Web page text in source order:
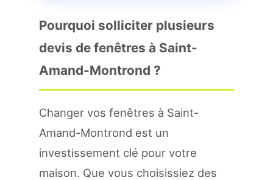
Pourquoi solliciter plusieurs
devis de fenêtres à Saint-
Amand-Montrond ?
Changer vos fenêtres à Saint-
Amand-Montrond est un
investissement clé pour votre
maison. Que vous choisissiez des